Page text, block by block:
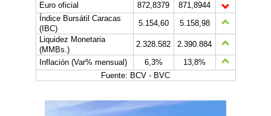
Euro oficial
872,8379
871,8944
Índice Bursátil Caracas
(IBC)
5.154,60
5.158,98
Liquidez Monetaria
(MMBs.)
2.328.582
2.390.884
Inflación (Var% mensual)
6,3%
13,8%
Fuente: BCV - BVC